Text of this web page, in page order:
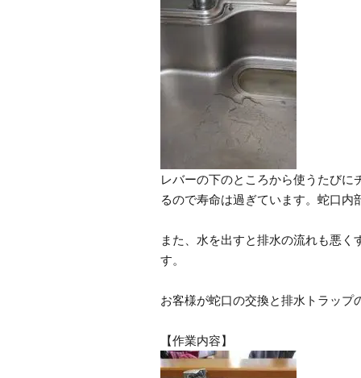
レバーの下のところから使うたび
るので寿命は過ぎています。蛇口
また、水を出すと排水の流れも悪
す。
お客様が蛇口の交換と排水トラップ
【作業内容】